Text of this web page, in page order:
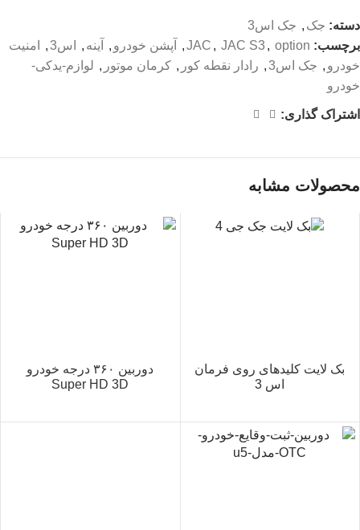
دسته: جک , جک اس3
برچسب:
JAC , JAC S3 , option
, آپشن خودرو , آینه , اس3 ,
امنیت
خودرو , جک اس3 , رادار نقطه کور , کرمان موتور , لوازم-یدکی-
خودرو
اشتراک گذاری:
محصولات مشابه
بک لایت کلیدهای روی فرمان
اس 3
دوربین ۳۶۰ درجه خودرو
Super HD 3D